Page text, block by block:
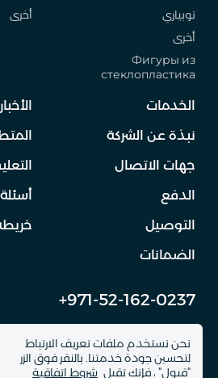
نحن نستخدم ملفات تعريف الارتباط
لتحسين جودة خدمتنا. بالنقر فوق الزر
"قبول" ، فإنك تقبل شروط اتفاقية
توبياري
أخرى
Фигуры из
стеклопластика
أخرى
الخدمات
نبذة عن الشركة
جهات الاتصال
الدفع
التوصيل
الضمانات
الأخبار
+971-52-162-0237
info@dinomachine.ru